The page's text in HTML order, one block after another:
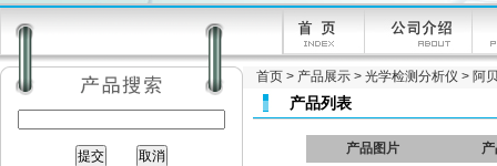
首页 > 产品展示 > 光学检测分析仪 > 阿
产品列表
产品图片